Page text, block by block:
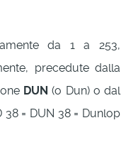
da 1 a 253,
precedute dalla
DUN (o Dun) o dal
38 = DUN 38 = Dunlop